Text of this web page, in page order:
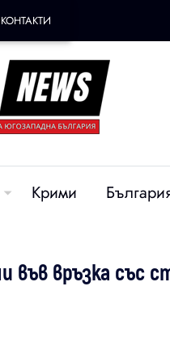
КОНТАКТИ
Крими
във връзка със